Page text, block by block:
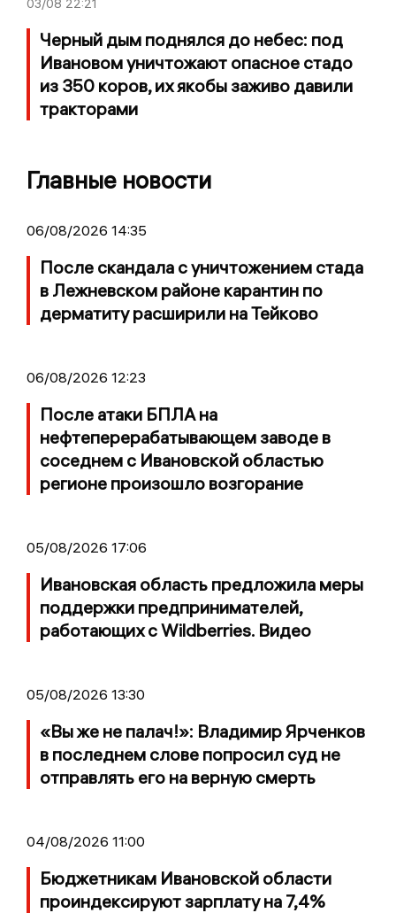
03/08 22:21
Черный дым поднялся до небес: под
Ивановом уничтожают опасное стадо
из 350 коров, их якобы заживо давили
тракторами
Главные новости
06/08/2026 14:35
После скандала с уничтожением стада
в Лежневском районе карантин по
дерматиту расширили на Тейково
06/08/2026 12:23
После атаки БПЛА на
нефтеперерабатывающем заводе в
соседнем с Ивановской областью
регионе произошло возгорание
05/08/2026 17:06
Ивановская область предложила меры
поддержки предпринимателей,
работающих с Wildberries. Видео
05/08/2026 13:30
«Вы же не палач!»: Владимир Ярченков
в последнем слове попросил суд не
отправлять его на верную смерть
04/08/2026 11:00
Бюджетникам Ивановской области
проиндексируют зарплату на 7,4%